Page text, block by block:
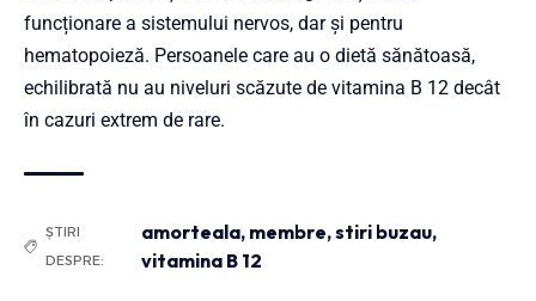
funcționare a sistemului nervos, dar și pentru
hematopoieză. Persoanele care au o dietă sănătoasă,
echilibrată nu au niveluri scăzute de vitamina B 12 decât
în cazuri extrem de rare.
ȘTIRI
DESPRE:
amorteala, membre,stiri buzau,
vitamina B 12